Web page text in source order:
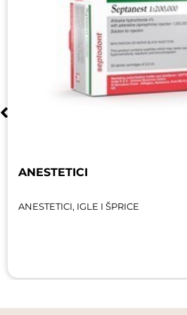
ANESTETICI
ANESTETICI, IGLE I ŠPRICE